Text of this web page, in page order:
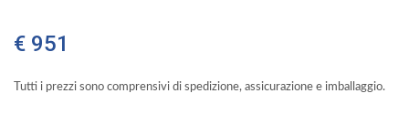
€ 951
Tutti i prezzi sono comprensivi di spedizione, assicurazione e imballaggio.